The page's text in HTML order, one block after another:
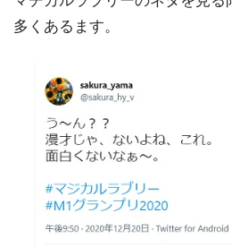
多くあるます。